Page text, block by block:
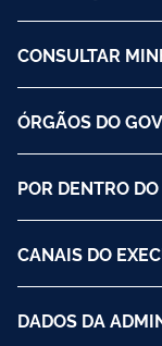
CONSULTAR
ÓRGÃOS DO
POR DENTRO
CANAIS DO
DADOS DA